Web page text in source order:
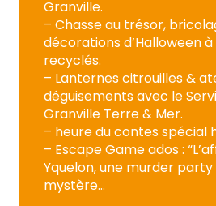
Granville.
– Chasse au trésor,
décorations d’Halloween
recyclés.
– Lanternes citrouilles &
déguisements avec le
Granville Terre & Mer.
– heure du contes spécial
– Escape Game ados :
Yquelon, une murder
mystère…